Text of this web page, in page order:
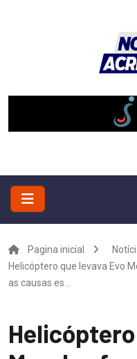
Pagina inicial
Helicóptero que levava Evo
as causas es...